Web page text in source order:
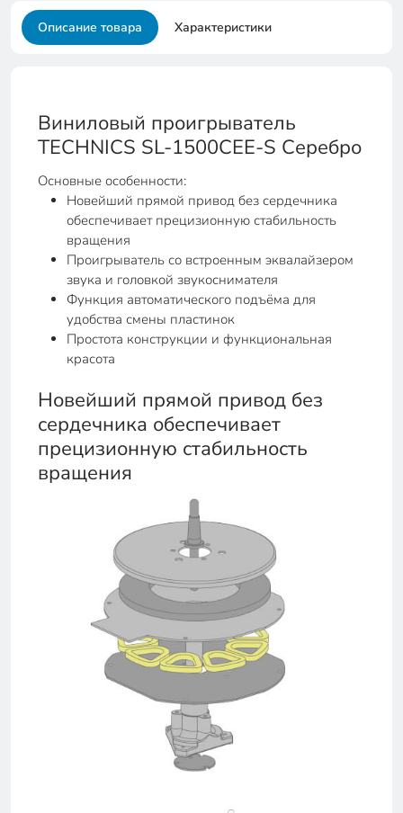
Описание товара Характеристики
Виниловый проигрыватель
TECHNICS SL-1500CEE-S Серебро
Основные особенности:
Новейший прямой привод без сердечника
обеспечивает прецизионную стабильность
вращения
Проигрыватель со встроенным эквалайзером
звука и головкой звукоснимателя
Функция автоматического подъёма для
удобства смены пластинок
Простота конструкции и функциональная
красота
Новейший прямой привод без
сердечника обеспечивает
прецизионную стабильность
вращения